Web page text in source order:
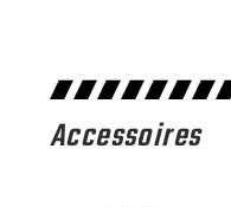
Accessoires